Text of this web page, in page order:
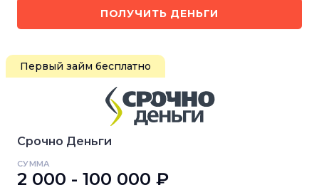
ПОЛУЧИТЬ ДЕНЬГИ
Первый займ бесплатно
Срочно Деньги
СУММА
2 000 - 100 000 ₽